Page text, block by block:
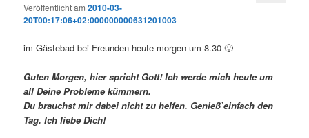
Veröffentlicht am2010-03-
20T00:17:06+02:000000000631201003
im Gästebad bei Freunden heute morgen um 8.30 🙂
Guten Morgen, hier spricht Gott! Ich werde mich heute um
all Deine Probleme kümmern.
Du brauchst mir dabei nicht zu helfen. Genieß`einfach den
Tag. Ich liebe Dich!